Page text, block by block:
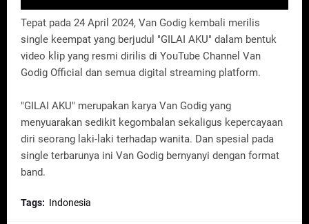
Tepat pada 24 April 2024, Van Godig kembali merilis
single keempat yang berjudul "GILAI AKU" dalam bentuk
video klip yang resmi dirilis di YouTube Channel Van
Godig Official dan semua digital streaming platform.
"GILAI AKU" merupakan karya Van Godig yang
menyuarakan sedikit kegombalan sekaligus kepercayaan
diri seorang laki-laki terhadap wanita. Dan spesial pada
single terbarunya ini Van Godig bernyanyi dengan format
band.
Tags: Indonesia